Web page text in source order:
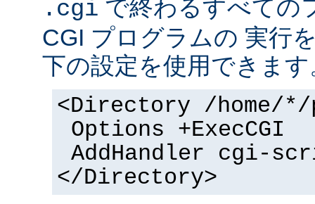
.cgi で終わるすべての
CGI プログラムの 実行
下の設定を使用できます
<Directory /home/
Options +ExecCGI
AddHandler cgi-
</Directory>